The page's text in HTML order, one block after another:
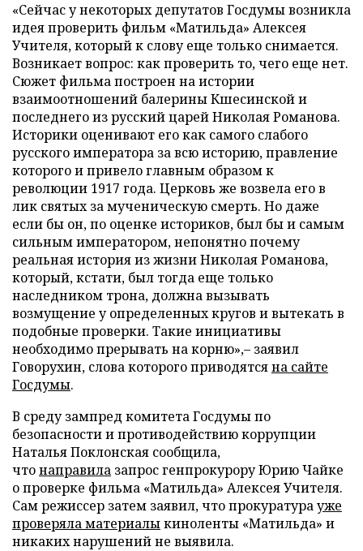
«Сейчас у некоторых депутатов Госдумы возникла
идея проверить фильм «Матильда» Алексея
Учителя, который к слову еще только снимается.
Возникает вопрос: как проверить то, чего еще нет.
Сюжет фильма построен на истории
взаимоотношений балерины Кшесинской и
последнего из русский царей Николая Романова.
Историки оценивают его как самого слабого
русского императора за всю историю, правление
которого и привело главным образом к
революции 1917 года. Церковь же возвела его в
лик святых за мученическую смерть. Но даже
если бы он, по оценке историков, был бы и самым
сильным императором, непонятно почему
реальная история из жизни Николая Романова,
который, кстати, был тогда еще только
наследником трона, должна вызывать
возмущение у определенных кругов и вытекать в
подобные проверки. Такие инициативы
необходимо прерывать на корню»,– заявил
Говорухин, слова которого приводятсяна сайте
Госдумы.
В среду зампред комитета Госдумы по
безопасности и противодействию коррупции
Наталья Поклонская сообщила,
чтонаправила запрос генпрокурору Юрию Чайке
о проверке фильма «Матильда» Алексея Учителя.
Сам режиссер затем заявил, что прокуратурауже
проверяла материалыкиноленты «Матильда» и
никаких нарушений не выявила.